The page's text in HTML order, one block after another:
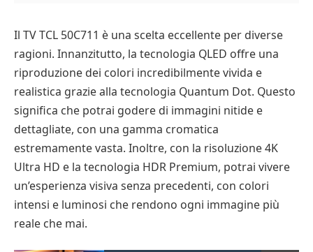
Il TV TCL 50C711 è una scelta eccellente per diverse
ragioni. Innanzitutto, la tecnologia QLED offre una
riproduzione dei colori incredibilmente vivida e
realistica grazie alla tecnologia Quantum Dot. Questo
significa che potrai godere di immagini nitide e
dettagliate, con una gamma cromatica
estremamente vasta. Inoltre, con la risoluzione 4K
Ultra HD e la tecnologia HDR Premium, potrai vivere
un’esperienza visiva senza precedenti, con colori
intensi e luminosi che rendono ogni immagine più
reale che mai.